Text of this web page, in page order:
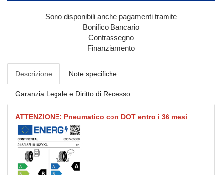
Sono disponibili anche pagamenti tramite
Bonifico Bancario
Contrassegno
Finanziamento
Descrizione Note specifiche
Garanzia Legale e Diritto di Recesso
ATTENZIONE: Pneumatico con DOT entro i 36 mesi